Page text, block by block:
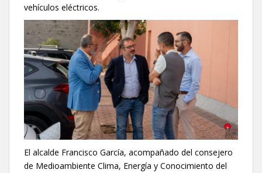
vehículos eléctricos.
El alcalde Francisco García, acompañado del consejero
de Medioambiente Clima, Energía y Conocimiento del